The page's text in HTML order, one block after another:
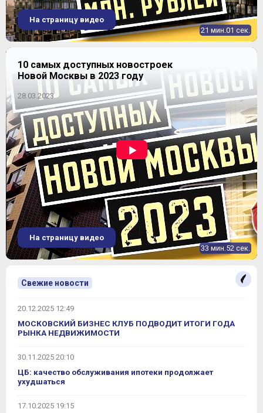
21 мин.01 сек.
На страницу видео
10 самых доступных новостроек
Новой Москвы в 2023 году
28.03.2023
33 мин.52 сек.
На страницу видео
Свежие новости
20.12.2025 12:49
МОСКОВСКИЙ БИЗНЕС КЛУБ ПОДВОДИТ ИТОГИ ГОДА
РЫНКА НЕДВИЖИМОСТИ
30.11.2025 20:10
ЦБ: качество обслуживания ипотеки продолжает
ухудшаться
17.10.2025 19:15